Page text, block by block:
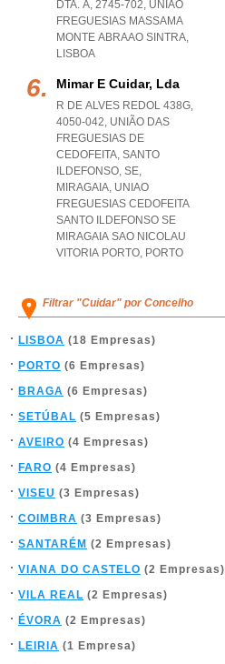
DTA. A, 2745-702, UNIAO
FREGUESIAS MASSAMA
MONTE ABRAAO SINTRA,
LISBOA
Mimar E Cuidar, Lda
R DE ALVES REDOL 438G,
4050-042, UNIÃO DAS
FREGUESIAS DE
CEDOFEITA, SANTO
ILDEFONSO, SE,
MIRAGAIA, UNIAO
FREGUESIAS CEDOFEITA
SANTO ILDEFONSO SE
MIRAGAIA SAO NICOLAU
VITORIA PORTO, PORTO
Filtrar "Cuidar" por Concelho
LISBOA (18 Empresas)
PORTO (6 Empresas)
BRAGA (6 Empresas)
SETÚBAL (5 Empresas)
AVEIRO (4 Empresas)
FARO (4 Empresas)
VISEU (3 Empresas)
COIMBRA (3 Empresas)
SANTARÉM (2 Empresas)
VIANA DO CASTELO (2 Empresas)
VILA REAL (2 Empresas)
ÉVORA (2 Empresas)
LEIRIA (1 Empresa)